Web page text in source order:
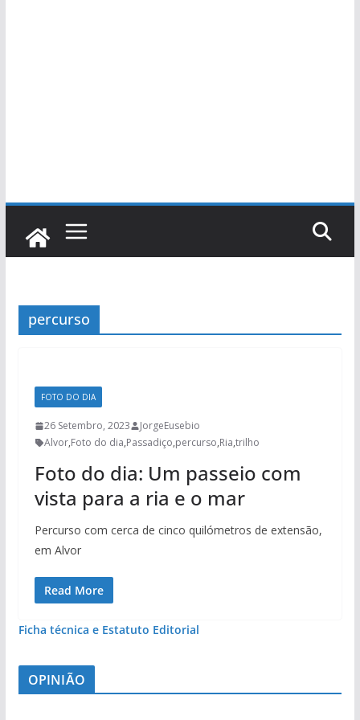
percurso
FOTO DO DIA
26 Setembro, 2023
JorgeEusebio
Alvor,Foto do dia,Passadiço,percurso,Ria,trilho
Foto do dia: Um passeio com
vista para a ria e o mar
Percurso com cerca de cinco quilómetros de extensão,
em Alvor
Read More
Ficha técnica e Estatuto Editorial
OPINIÃO